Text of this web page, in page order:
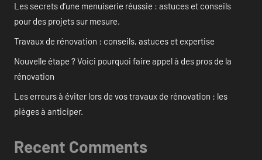
Les secrets d’une menuiserie réussie : astuces et conseils
pour des projets sur mesure.
Travaux de rénovation : conseils, astuces et expertise
Nouvelle étape ? Voici pourquoi faire appel à des pros de la
rénovation
Les erreurs à éviter lors de vos travaux de rénovation : les
pièges à anticiper.
Recent Comments